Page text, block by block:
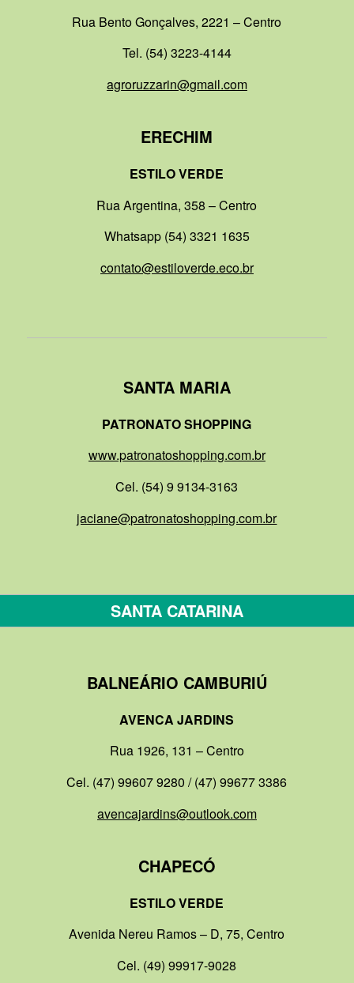
Rua Bento Gonçalves, 2221 – Centro
Tel. (54) 3223-4144
agroruzzarin@gmail.com
ERECHIM
ESTILO VERDE
Rua Argentina, 358 – Centro
Whatsapp (54) 3321 1635
contato@estiloverde.eco.br
SANTA MARIA
PATRONATO SHOPPING
www.patronatoshopping.com.br
Cel. (54) 9 9134-3163
jaciane@patronatoshopping.com.br
SANTA CATARINA
BALNEÁRIO CAMBURIÚ
AVENCA JARDINS
Rua 1926, 131 – Centro
Cel. (47) 99607 9280 / (47) 99677 3386
avencajardins@outlook.com
CHAPECÓ
ESTILO VERDE
Avenida Nereu Ramos – D, 75, Centro
Cel. (49) 99917-9028